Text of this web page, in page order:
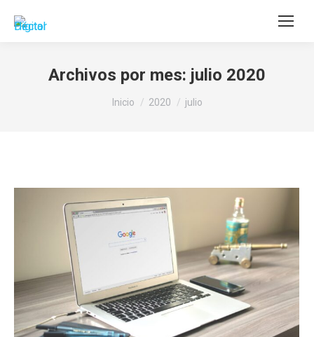
Buscar:
Archivos por mes: julio 2020
Estás aquí:
Inicio 2020 julio